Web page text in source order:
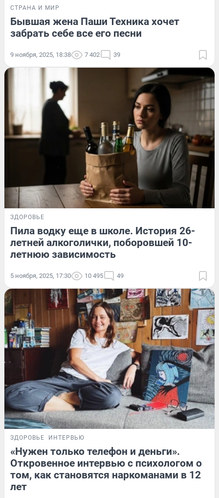
СТРАНА И МИР
Бывшая жена Паши Техника хочет
забрать себе все его песни
9 ноября, 2025, 18:38 7 402 39
ЗДОРОВЬЕ
Пила водку еще в школе. История 26-
летней алкоголички, поборовшей 10-
летнюю зависимость
5 ноября, 2025, 17:30 10 495 49
ЗДОРОВЬЕ ИНТЕРВЬЮ
«Нужен только телефон и деньги».
Откровенное интервью с психологом о
том, как становятся наркоманами в 12
лет